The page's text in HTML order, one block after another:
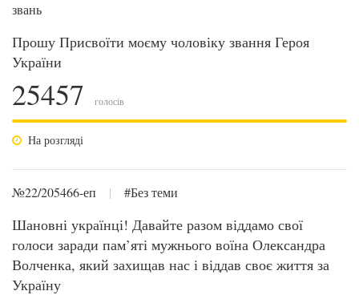
звань
Прошу Присвоїти моєму чоловіку звання Героя
України
25457 голосів
На розгляді
№22/205466-еп | #Без теми
Шановні українці! Давайте разом віддамо свої
голоси заради пам’яті мужнього воїна Олександра
Волченка, який захищав нас і віддав своє життя за
Україну